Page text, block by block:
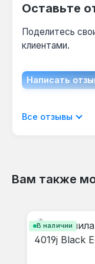
Оставьте
Поделитесь
клиентами.
Написать
Все отзывы
Вам также
В наличии